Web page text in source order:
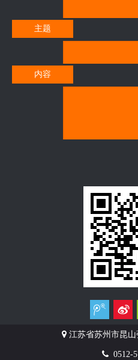
主题
内容
江苏省苏州市昆山
 0512-